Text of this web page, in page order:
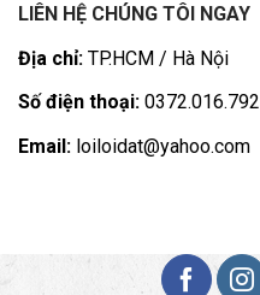
LIÊN HỆ CHÚNG TÔI NGAY
Địa chỉ: TP.HCM / Hà Nội
Số điện thoại: 0372.016.792
Email: loiloidat@yahoo.com